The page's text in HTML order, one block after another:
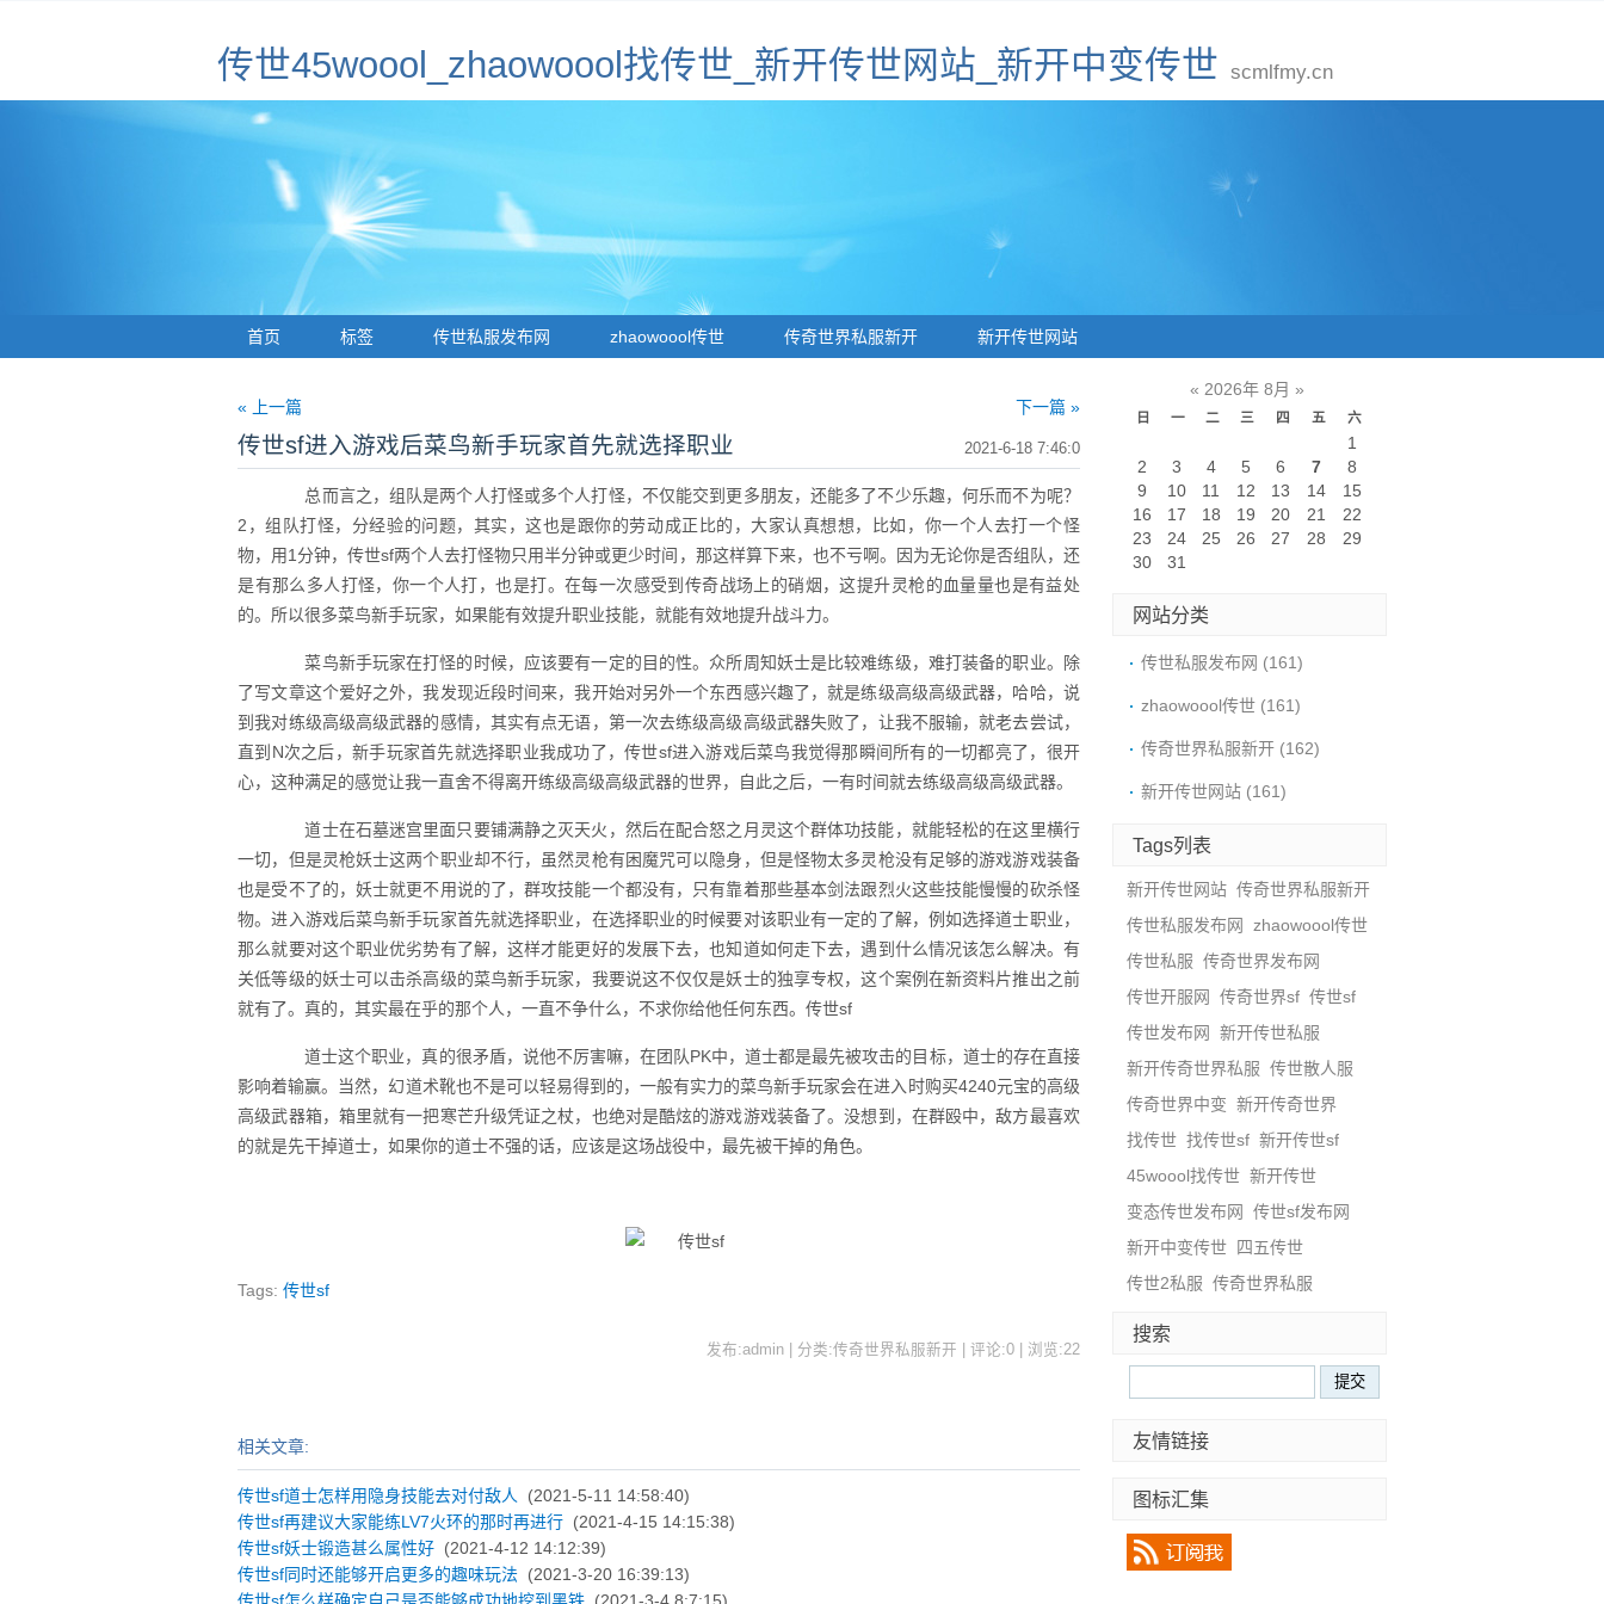
传世45woool_zhaowoool找传世_新开传世网站_新开中变传世 scmlfmy.cn
首页 标签 传世私服发布网 zhaowoool传世 传奇世界私服新开 新开传世网站
« 上一篇 下一篇 »
2021-6-18 7:46:0
传世sf进入游戏后菜鸟新手玩家首先就选择职业
总而言之，组队是两个人打怪或多个人打怪，不仅能交到更多朋友，还能多了不少乐趣，何乐而不为呢？
2，组队打怪，分经验的问题，其实，这也是跟你的劳动成正比的，大家认真想想，比如，你一个人去打一个怪
物，用1分钟，传世sf两个人去打怪物只用半分钟或更少时间，那这样算下来，也不亏啊。因为无论你是否组队，还
是有那么多人打怪，你一个人打，也是打。在每一次感受到传奇战场上的硝烟，这提升灵枪的血量量也是有益处
的。所以很多菜鸟新手玩家，如果能有效提升职业技能，就能有效地提升战斗力。
菜鸟新手玩家在打怪的时候，应该要有一定的目的性。众所周知妖士是比较难练级，难打装备的职业。除
了写文章这个爱好之外，我发现近段时间来，我开始对另外一个东西感兴趣了，就是练级高级高级武器，哈哈，说
到我对练级高级高级武器的感情，其实有点无语，第一次去练级高级高级武器失败了，让我不服输，就老去尝试，
直到N次之后，新手玩家首先就选择职业我成功了，传世sf进入游戏后菜鸟我觉得那瞬间所有的一切都亮了，很开
心，这种满足的感觉让我一直舍不得离开练级高级高级武器的世界，自此之后，一有时间就去练级高级高级武器。
道士在石墓迷宫里面只要铺满静之灭天火，然后在配合怒之月灵这个群体功技能，就能轻松的在这里横行
一切，但是灵枪妖士这两个职业却不行，虽然灵枪有困魔咒可以隐身，但是怪物太多灵枪没有足够的游戏游戏装备
也是受不了的，妖士就更不用说的了，群攻技能一个都没有，只有靠着那些基本剑法跟烈火这些技能慢慢的砍杀怪
物。进入游戏后菜鸟新手玩家首先就选择职业，在选择职业的时候要对该职业有一定的了解，例如选择道士职业，
那么就要对这个职业优劣势有了解，这样才能更好的发展下去，也知道如何走下去，遇到什么情况该怎么解决。有
关低等级的妖士可以击杀高级的菜鸟新手玩家，我要说这不仅仅是妖士的独享专权，这个案例在新资料片推出之前
就有了。真的，其实最在乎的那个人，一直不争什么，不求你给他任何东西。传世sf
道士这个职业，真的很矛盾，说他不厉害嘛，在团队PK中，道士都是最先被攻击的目标，道士的存在直接
影响着输赢。当然，幻道术靴也不是可以轻易得到的，一般有实力的菜鸟新手玩家会在进入时购买4240元宝的高级
高级武器箱，箱里就有一把寒芒升级凭证之杖，也绝对是酷炫的游戏游戏装备了。没想到，在群殴中，敌方最喜欢
的就是先干掉道士，如果你的道士不强的话，应该是这场战役中，最先被干掉的角色。
Tags:传世sf
发布:admin | 分类:传奇世界私服新开 | 评论:0 | 浏览:22
相关文章:
传世sf道士怎样用隐身技能去对付敌人
(2021-5-11 14:58:40)
传世sf再建议大家能练LV7火环的那时再进行 (2021-4-15 14:15:38)
传世sf妖士锻造甚么属性好 (2021-4-12 14:12:39)
传世sf同时还能够开启更多的趣味玩法 (2021-3-20 16:39:13)
« 2026年 8月 »
日 一 二 三 四 五 六
1
2
3 4 5 6 7
8
9
10 11 12 13 14
15
16
17 18 19 20 21
22
23
24 25 26 27 28
29
30
31
网站分类
传世私服发布网 (161)
zhaowoool传世 (161)
传奇世界私服新开 (162)
新开传世网站 (161)
Tags列表
新开传世网站 传奇世界私服新开
传世私服发布网
zhaowoool传世
传世私服 传奇世界发布网
传世开服网
传奇世界sf 传世sf
传世发布网
新开传世私服
新开传奇世界私服 传世散人服
传奇世界中变 新开传奇世界
找传世 找传世sf 新开传世sf
45woool找传世 新开传世
变态传世发布网
传世sf发布网
新开中变传世
四五传世
传世2私服 传奇世界私服
搜索
友情链接
图标汇集